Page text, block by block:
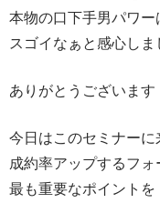
本物の口下手男パワー
スゴイなぁと感心しま
ありがとうございます
今日はこのセミナー
成約率アップするフ
最も重要なポイントを